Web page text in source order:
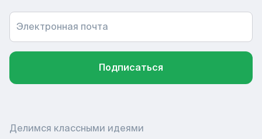
Электронная почта
Подписаться
Делимся классными идеями